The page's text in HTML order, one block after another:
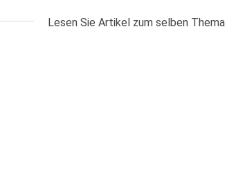
Lesen Sie Artikel zum selben Thema